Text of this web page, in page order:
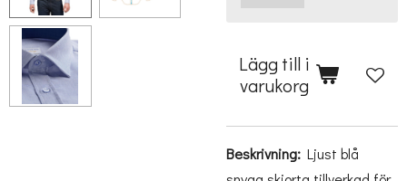
Lägg till i
varukorg
Beskrivning: Ljust blå